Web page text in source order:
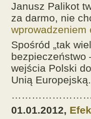
Janusz Palikot
za darmo, nie
wprowadzeniem
Spośród „tak
bezpieczeństwo
wejścia Polski
Unią Europejską.
01.01.2012,